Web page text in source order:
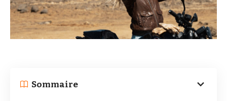
Sommaire